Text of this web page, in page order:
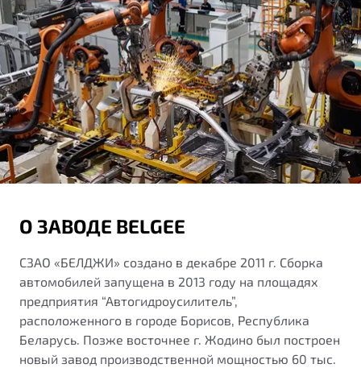
О ЗАВОДЕ BELGEE
СЗАО «БЕЛДЖИ» создано в декабре 2011 г. Сборка
автомобилей запущена в 2013 году на площадях
предприятия “Автогидроусилитель”,
расположенного в городе Борисов, Республика
Беларусь. Позже восточнее г. Жодино был построен
новый завод производственной мощностью 60 тыс.